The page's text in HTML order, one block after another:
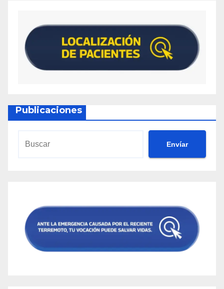
Publicaciones
Envíar